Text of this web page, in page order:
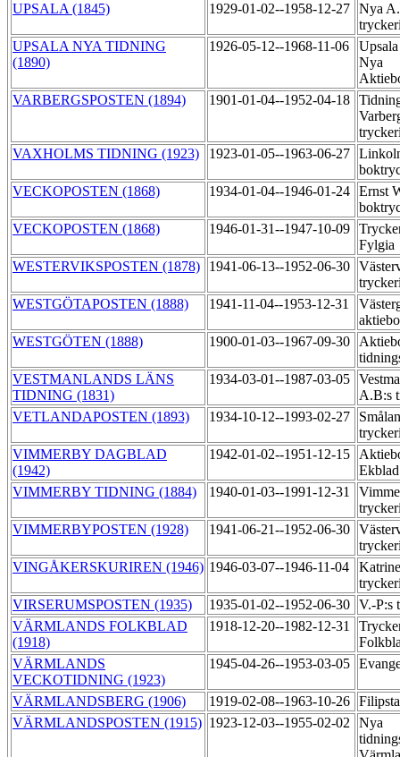
UPSALA (1845)
1929-01-02--1958-12-27 Nya
UPSALA NYA TIDNING
(1890)
1926-05-12--1968-11-06
Nya
VARBERGSPOSTEN (1894)
1901-01-04--1952-04-18
VAXHOLMS TIDNING (1923)
1923-01-05--1963-06-27
VECKOPOSTEN (1868)
1934-01-04--1946-01-24 Ernst
VECKOPOSTEN (1868)
1946-01-31--1947-10-09
Fylgia
WESTERVIKSPOSTEN (1878)
1941-06-13--1952-06-30
WESTGÖTAPOSTEN (1888)
1941-11-04--1953-12-31
WESTGÖTEN (1888)
1900-01-03--1967-09-30
VESTMANLANDS LÄNS
TIDNING (1831)
1934-03-01--1987-03-05
A.B:s
VETLANDAPOSTEN (1893)
1934-10-12--1993-02-27
VIMMERBY DAGBLAD
(1942)
1942-01-02--1951-12-15
VIMMERBY TIDNING (1884)
1940-01-03--1991-12-31
VIMMERBYPOSTEN (1928)
1941-06-21--1952-06-30
VINGÅKERSKURIREN (1946) 1946-03-07--1946-11-04
VIRSERUMSPOSTEN (1935)
1935-01-02--1952-06-30 V.-P:s
VÄRMLANDS FOLKBLAD
(1918)
1918-12-20--1982-12-31
VÄRMLANDS
VECKOTIDNING (1923)
1945-04-26--1953-03-05
VÄRMLANDSBERG (1906) 1919-02-08--1963-10-26
VÄRMLANDSPOSTEN (1915) 1923-12-03--1955-02-02
Nya